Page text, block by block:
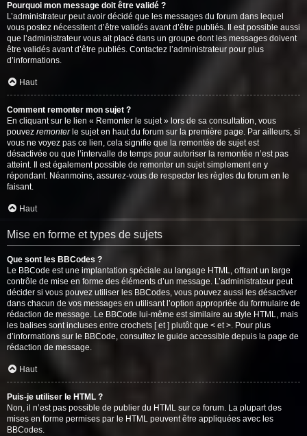
Pourquoi mon message doit être validé ?
L’administrateur peut avoir décidé que les messages du forum dans lequel
vous postez nécessitent d’être validés avant d’être publiés. Il est possible aussi
que l’administrateur vous ait placé dans un groupe dont les messages doivent
être validés avant d’être publiés. Contactez l’administrateur pour plus
d’informations.
Haut
Comment remonter mon sujet ?
En cliquant sur le lien « Remonter le sujet » lors de sa consultation, vous
pouvez remonterle sujet en haut du forum sur la première page. Par ailleurs, si
vous ne voyez pas ce lien, cela signifie que la remontée de sujet est
désactivée ou que l’intervalle de temps pour autoriser la remontée n’est pas
atteint. Il est également possible de remonter un sujet simplement en y
répondant. Néanmoins, assurez-vous de respecter les règles du forum en le
faisant.
Haut
Mise en forme et types de sujets
Que sont les BBCodes ?
Le BBCode est une implantation spéciale au langage HTML, offrant un large
contrôle de mise en forme des éléments d’un message. L’administrateur peut
décider si vous pouvez utiliser les BBCodes, vous pouvez aussi les désactiver
dans chacun de vos messages en utilisant l’option appropriée du formulaire de
rédaction de message. Le BBCode lui-même est similaire au style HTML, mais
les balises sont incluses entre crochets [ et ] plutôt que < et >. Pour plus
d’informations sur le BBCode, consultez le guide accessible depuis la page de
rédaction de message.
Haut
Puis-je utiliser le HTML ?
Non, il n’est pas possible de publier du HTML sur ce forum. La plupart des
mises en forme permises par le HTML peuvent être appliquées avec les
BBCodes.